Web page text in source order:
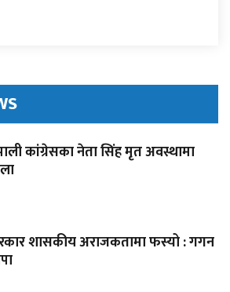
कांग्रेसका नेता सिंह मृत अवस्थामा
शासकीय अराजकतामा फस्यो : गगन